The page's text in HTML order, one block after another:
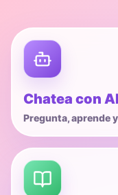
Chatea con AI
Pregunta, aprende